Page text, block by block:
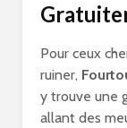
Pour ceux
ruiner,
y trouve une
allant des